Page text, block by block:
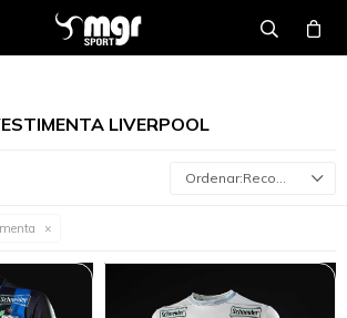
LIVERPOOL
Recomendados